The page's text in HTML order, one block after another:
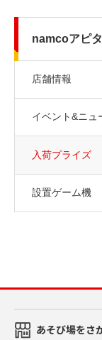
namcoアピ
店舗情報
イベント&ニュ
入荷プライズ
設置ゲーム機
あそび場をさ